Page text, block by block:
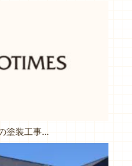
中津川市駒場で屋根と外壁の塗装工事がスタートしました。